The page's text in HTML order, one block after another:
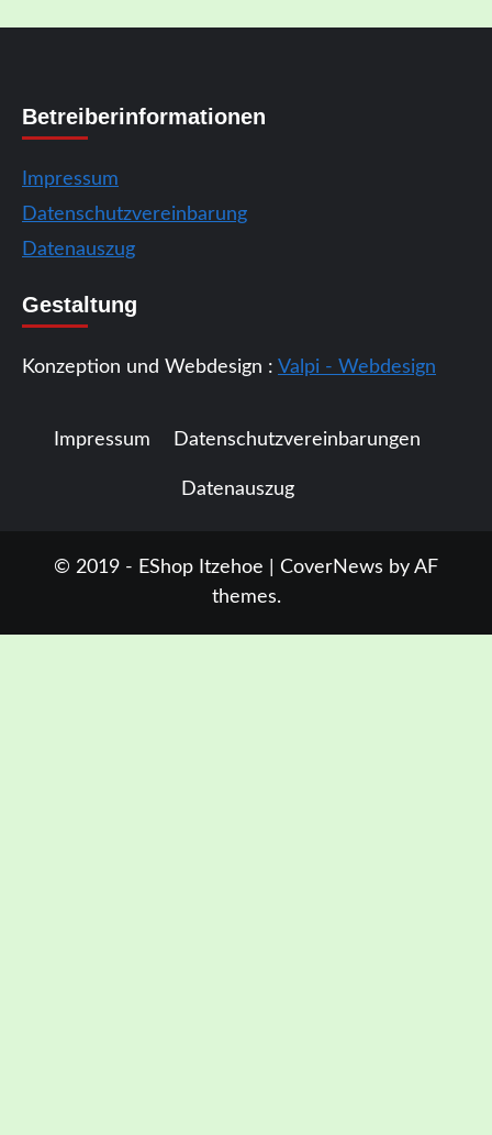
Betreiberinformationen
Impressum
Datenschutzvereinbarung
Datenauszug
Gestaltung
Konzeption und Webdesign : Valpi - Webdesign
Impressum Datenschutzvereinbarungen
Datenauszug
© 2019 - EShop Itzehoe CoverNews by AF
themes.